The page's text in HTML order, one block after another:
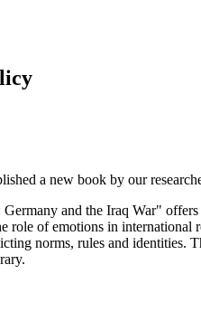
a new book by our
and the Iraq War"
role of emotions in
norms, rules and identities.